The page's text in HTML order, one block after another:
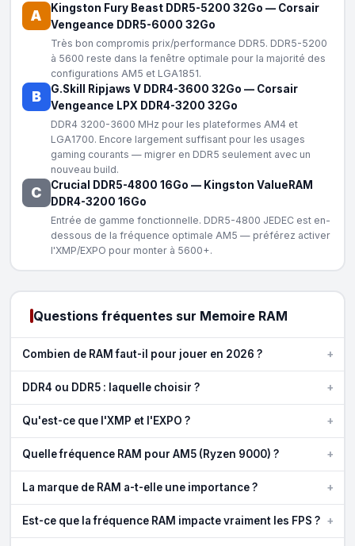
A Kingston Fury Beast DDR5-5200 32Go — Corsair
Vengeance DDR5-6000 32Go
Très bon compromis prix/performance DDR5. DDR5-5200
à 5600 reste dans la fenêtre optimale pour la majorité des
configurations AM5 et LGA1851.
B G.Skill Ripjaws V DDR4-3600 32Go — Corsair
Vengeance LPX DDR4-3200 32Go
DDR4 3200-3600 MHz pour les plateformes AM4 et
LGA1700. Encore largement suffisant pour les usages
gaming courants — migrer en DDR5 seulement avec un
nouveau build.
C Crucial DDR5-4800 16Go — Kingston ValueRAM
DDR4-3200 16Go
Entrée de gamme fonctionnelle. DDR5-4800 JEDEC est en-
dessous de la fréquence optimale AM5 — préférez activer
l'XMP/EXPO pour monter à 5600+.
Questions fréquentes sur Memoire RAM
Combien de RAM faut-il pour jouer en 2026 ? +
DDR4 ou DDR5 : laquelle choisir ? +
Qu'est-ce que l'XMP et l'EXPO ? +
Quelle fréquence RAM pour AM5 (Ryzen 9000) ? +
La marque de RAM a-t-elle une importance ? +
Est-ce que la fréquence RAM impacte vraiment les FPS ? +